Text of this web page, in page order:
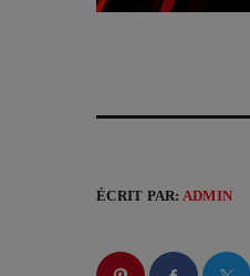
ÉCRIT PAR: ADMIN